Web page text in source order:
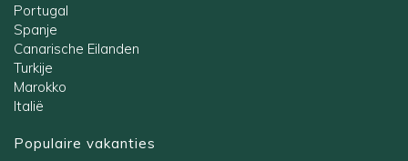
Portugal
Spanje
Canarische Eilanden
Turkije
Marokko
Italië
Populaire vakanties